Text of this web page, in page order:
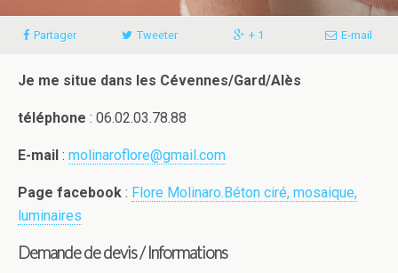
Partager Tweeter + 1 E-mail
Je me situe dans les Cévennes/Gard/Alès
téléphone : 06.02.03.78.88
E-mail : molinaroflore@gmail.com
Page facebook : Flore Molinaro.Béton ciré, mosaique,
luminaires
Demande de devis / Informations